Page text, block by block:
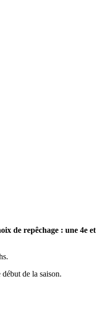
de repêchage : une 4e et
de la saison.